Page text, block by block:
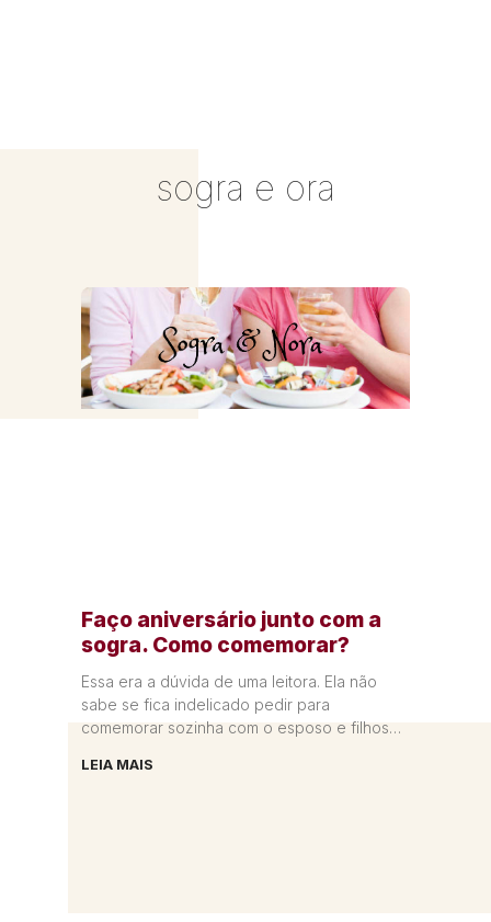
sogra e ora
Faço aniversário junto com a
sogra. Como comemorar?
Essa era a dúvida de uma leitora. Ela não
sabe se fica indelicado pedir para
comemorar sozinha com o esposo e filhos
LEIA MAIS